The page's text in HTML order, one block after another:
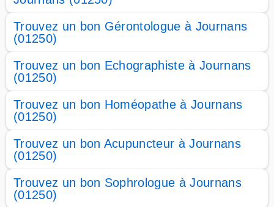
Trouvez un bon Gérontologue à Journans
(01250)
Trouvez un bon Echographiste à Journans
(01250)
Trouvez un bon Homéopathe à Journans
(01250)
Trouvez un bon Acupuncteur à Journans
(01250)
Trouvez un bon Sophrologue à Journans
(01250)